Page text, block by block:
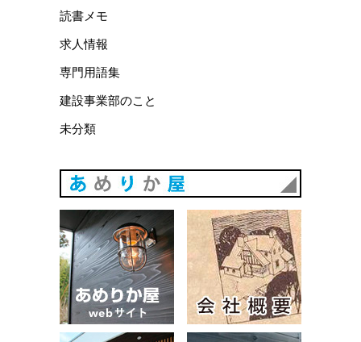
読書メモ
求人情報
専門用語集
建設事業部のこと
未分類
あめりか屋WEBサイト